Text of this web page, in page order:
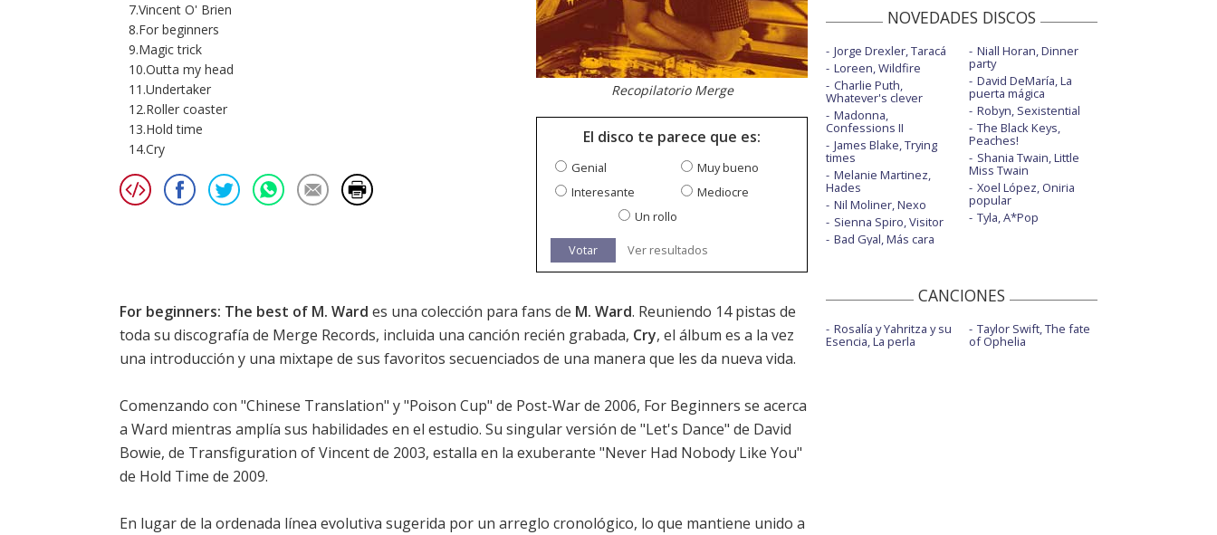
7.Vincent O' Brien
8.For beginners
9.Magic trick
10.Outta my head
11.Undertaker
12.Roller coaster
13.Hold time
14.Cry
Recopilatorio Merge
El disco te parece que es:
Genial
Muy bueno
Interesante
Mediocre
Un rollo
Votar Ver resultados
For beginners: The best of M. Ward es una colección para fans de M. Ward. Reuniendo 14 pistas de
toda su discografía de Merge Records, incluida una canción recién grabada, Cry, el álbum es a la vez
una introducción y una mixtape de sus favoritos secuenciados de una manera que les da nueva vida.
Comenzando con "Chinese Translation" y "Poison Cup" de Post-War de 2006, For Beginners se acerca
a Ward mientras amplía sus habilidades en el estudio. Su singular versión de "Let's Dance" de David
Bowie, de Transfiguration of Vincent de 2003, estalla en la exuberante "Never Had Nobody Like You"
de Hold Time de 2009.
En lugar de la ordenada línea evolutiva sugerida por un arreglo cronológico, lo que mantiene unido a
NOVEDADES DISCOS
Jorge Drexler, Taracá
Loreen, Wildfire
Charlie Puth,
Whatever's clever
Madonna,
Confessions II
James Blake, Trying
times
Melanie Martinez,
Hades
Nil Moliner, Nexo
Sienna Spiro, Visitor
Bad Gyal, Más cara
Niall Horan, Dinner
party
David DeMaría, La
puerta mágica
Robyn, Sexistential
The Black Keys,
Peaches!
Shania Twain, Little
Miss Twain
Xoel López, Oniria
popular
Tyla, A*Pop
CANCIONES
Rosalía y Yahritza y su
Esencia, La perla
Taylor Swift, The fate
of Ophelia